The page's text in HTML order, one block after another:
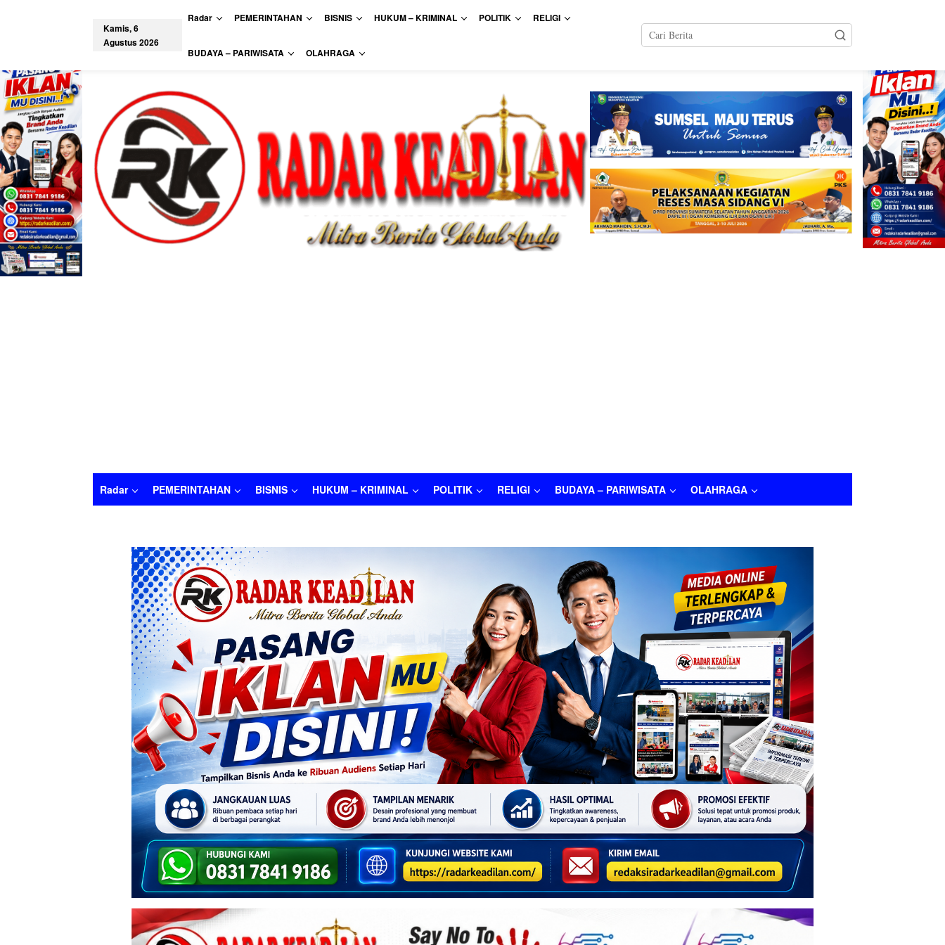
i
k
k
n
t
e
n
Kamis, 6
Agustus 2026
Radar PEMERINTAHAN BISNIS HUKUM – KRIMINAL POLITIK RELIGI
BUDAYA – PARIWISATA OLAHRAGA
Radar PEMERINTAHAN BISNIS HUKUM – KRIMINAL POLITIK RELIGI BUDAYA – PARIWISATA OLAHRAGA